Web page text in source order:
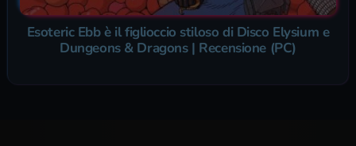
Esoteric Ebb è il figlioccio stiloso di Disco Elysium e
Dungeons & Dragons | Recensione (PC)